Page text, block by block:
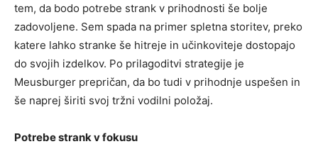
tem, da bodo potrebe strank v prihodnosti še bolje
zadovoljene. Sem spada na primer spletna storitev, preko
katere lahko stranke še hitreje in učinkoviteje dostopajo
do svojih izdelkov. Po prilagoditvi strategije je
Meusburger prepričan, da bo tudi v prihodnje uspešen in
še naprej širiti svoj tržni vodilni položaj.
Potrebe strank v fokusu